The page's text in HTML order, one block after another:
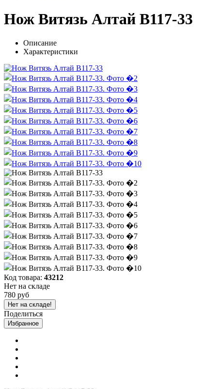
Нож Витязь Алтай B117-33
Описание
Характеристики
Код товара: 43212
Нет на складе
780 руб
Нет на складе!
Поделиться
Избранное